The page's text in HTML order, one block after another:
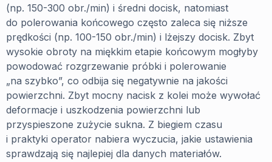
(np. 150-300 obr./min) i średni docisk, natomiast
do polerowania końcowego często zaleca się niższe
prędkości (np. 100-150 obr./min) i lżejszy docisk. Zbyt
wysokie obroty na miękkim etapie końcowym mogłyby
powodować rozgrzewanie próbki i polerowanie
„na szybko”, co odbija się negatywnie na jakości
powierzchni. Zbyt mocny nacisk z kolei może wywołać
deformacje i uszkodzenia powierzchni lub
przyspieszone zużycie sukna. Z biegiem czasu
i praktyki operator nabiera wyczucia, jakie ustawienia
sprawdzają się najlepiej dla danych materiałów.